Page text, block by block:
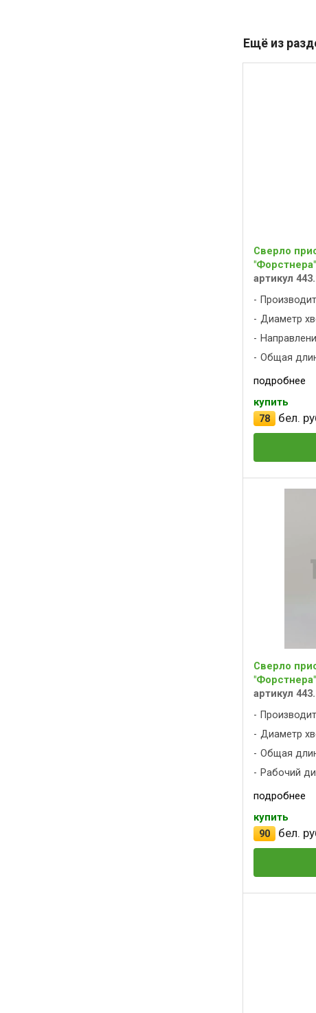
Ещё из
Сверло
артикул
Диаметр
Общая
подробнее
купить
78 бел.
Сверло
артикул
Диаметр
Общая
Рабочий
подробнее
купить
90 бел.